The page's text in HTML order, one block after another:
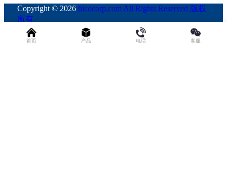
Copyright © 2026hicocorp.com All Rights Reserved 版权
所有
粤ICP备2023109800号
查询 28 次，耗时 0.2665 秒
首页 产品 电话 客服